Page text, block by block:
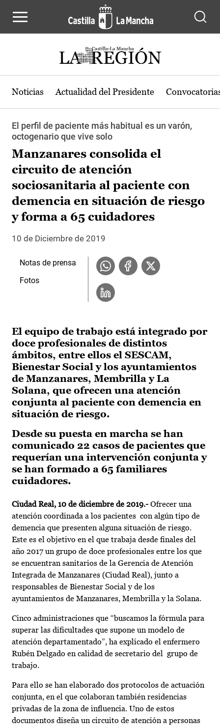
Noticias Actualidad del Presidente
El perfil de paciente más habitual es un varón,
octogenario que vive solo
Manzanares consolida el
circuito de atención
sociosanitaria al paciente con
demencia en situación de riesgo
y forma a 65 cuidadores
10 de Diciembre de 2019
El equipo de trabajo está integrado por
doce profesionales de distintos
ámbitos, entre ellos el SESCAM,
Bienestar Social y los ayuntamientos
de Manzanares, Membrilla y La
Solana, que ofrecen una atención
conjunta al paciente con demencia en
situación de riesgo.
Desde su puesta en marcha se han
comunicado 22 casos de pacientes que
requerían una intervención conjunta y
se han formado a 65 familiares
cuidadores.
Ciudad Real, 10 de diciembre de 2019.- Ofrecer una
atención coordinada a los pacientes con algún tipo de
demencia que presenten alguna situación de riesgo.
Este es el objetivo en el que trabaja desde finales del
año 2017 un grupo de doce profesionales entre los que
se encuentran sanitarios de la Gerencia de Atención
Integrada de Manzanares (Ciudad Real), junto a
responsables de Bienestar Social y de los
ayuntamientos de Manzanares, Membrilla y la Solana.
Cinco administraciones que “buscamos la fórmula para
superar las dificultades que supone un modelo de
atención departamentado”, ha explicado el enfermero
Rubén Delgado en calidad de secretario del grupo de
trabajo.
Para ello se han elaborado dos protocolos de actuación
conjunta, en el que colaboran también residencias
privadas de la zona de influencia. Uno de estos
documentos diseña un circuito de atención a personas
Notas de prensa
Fotos